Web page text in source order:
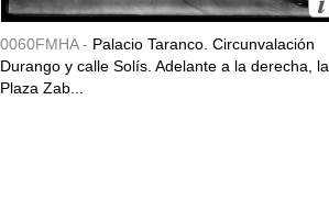
0060FMHA - Palacio Taranco. Circunvalación
Durango y calle Solís. Adelante a la derecha, la
Plaza Zab...